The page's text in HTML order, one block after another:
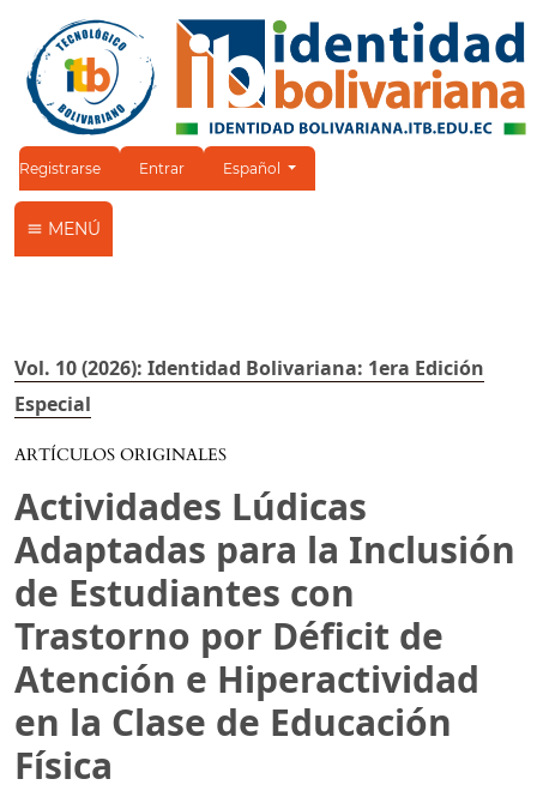
Registrarse Entrar Cambiar el idioma. El idioma actual es:
Español
MENÚ
Vol. 10 (2026): Identidad Bolivariana: 1era Edición
Especial
ARTÍCULOS ORIGINALES
Actividades Lúdicas
Adaptadas para la Inclusión
de Estudiantes con
Trastorno por Déficit de
Atención e Hiperactividad
en la Clase de Educación
Física